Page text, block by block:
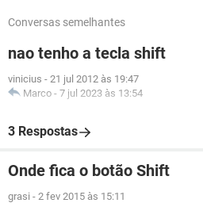
Conversas semelhantes
nao tenho a tecla shift
vinicius - 21 jul 2012 às 19:47
Marco - 7 jul 2023 às 13:54
3 Respostas
Onde fica o botão Shift
grasi - 2 fev 2015 às 15:11